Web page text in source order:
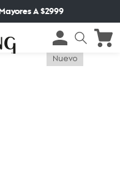
A $2999
Nuevo